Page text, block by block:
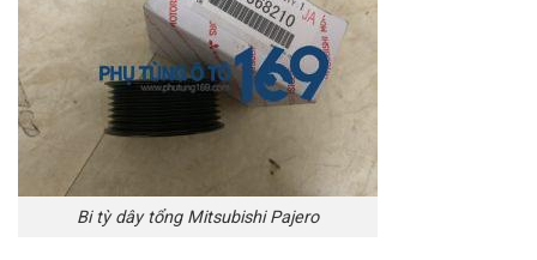
Bi tỳ dây tổng Mitsubishi Pajero